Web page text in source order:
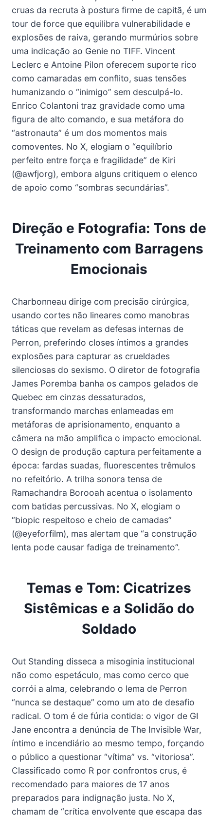
cruas da recruta à postura firme de capitã, é um
tour de force que equilibra vulnerabilidade e
explosões de raiva, gerando murmúrios sobre
uma indicação ao Genie no TIFF. Vincent
Leclerc e Antoine Pilon oferecem suporte rico
como camaradas em conflito, suas tensões
humanizando o “inimigo” sem desculpá-lo.
Enrico Colantoni traz gravidade como uma
figura de alto comando, e sua metáfora do
“astronauta” é um dos momentos mais
comoventes. No X, elogiam o “equilíbrio
perfeito entre força e fragilidade” de Kiri
(@awfjorg), embora alguns critiquem o elenco
de apoio como “sombras secundárias”.
Direção e Fotografia: Tons de
Treinamento com Barragens
Emocionais
Charbonneau dirige com precisão cirúrgica,
usando cortes não lineares como manobras
táticas que revelam as defesas internas de
Perron, preferindo closes íntimos a grandes
explosões para capturar as crueldades
silenciosas do sexismo. O diretor de fotografia
James Poremba banha os campos gelados de
Quebec em cinzas dessaturados,
transformando marchas enlameadas em
metáforas de aprisionamento, enquanto a
câmera na mão amplifica o impacto emocional.
O design de produção captura perfeitamente a
época: fardas suadas, fluorescentes trêmulos
no refeitório. A trilha sonora tensa de
Ramachandra Borooah acentua o isolamento
com batidas percussivas. No X, elogiam o
“biopic respeitoso e cheio de camadas”
(@eyeforfilm), mas alertam que “a construção
lenta pode causar fadiga de treinamento”.
Temas e Tom: Cicatrizes
Sistêmicas e a Solidão do
Soldado
Out Standing disseca a misoginia institucional
não como espetáculo, mas como cerco que
corrói a alma, celebrando o lema de Perron
“nunca se destaque” como um ato de desafio
radical. O tom é de fúria contida: o vigor de GI
Jane encontra a denúncia de The Invisible War,
íntimo e incendiário ao mesmo tempo, forçando
o público a questionar “vítima” vs. “vitoriosa”.
Classificado como R por confrontos crus, é
recomendado para maiores de 17 anos
preparados para indignação justa. No X,
chamam de “crítica envolvente que escapa das